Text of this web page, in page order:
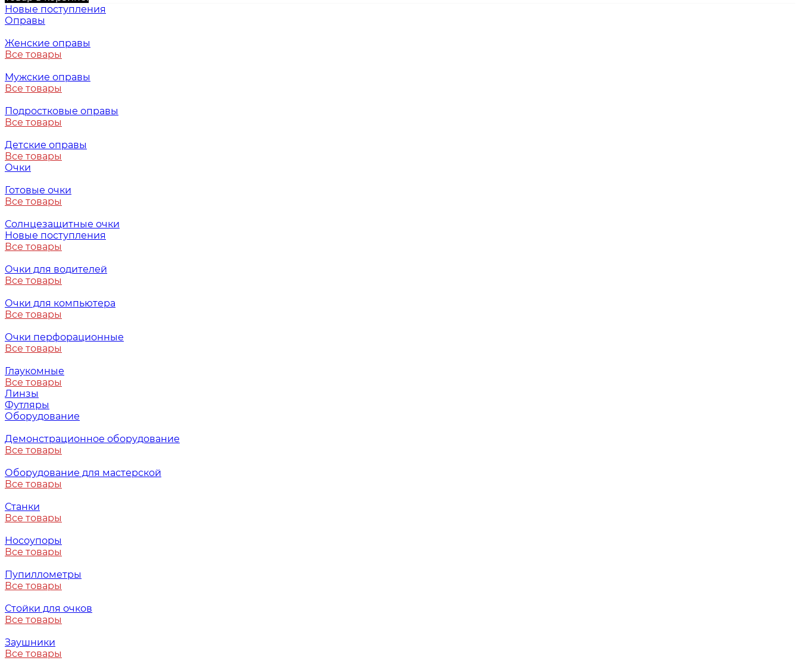
Новые поступления
Оправы
Женские оправы
Все товары
Мужские оправы
Все товары
Подростковые оправы
Все товары
Детские оправы
Все товары
Очки
Готовые очки
Все товары
Солнцезащитные очки
Новые поступления
Все товары
Очки для водителей
Все товары
Очки для компьютера
Все товары
Очки перфорационные
Все товары
Глаукомные
Все товары
Линзы
Футляры
Оборудование
Демонстрационное оборудование
Все товары
Оборудование для мастерской
Все товары
Станки
Все товары
Носоупоры
Все товары
Пупиллометры
Все товары
Стойки для очков
Все товары
Заушники
Все товары